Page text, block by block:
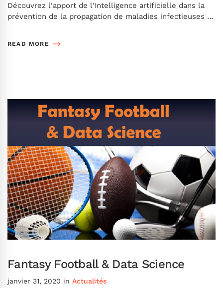
Découvrez l'apport de l'Intelligence artificielle dans la
prévention de la propagation de maladies infectieuses …
READ MORE
Fantasy Football & Data Science
janvier 31, 2020 in Actualités